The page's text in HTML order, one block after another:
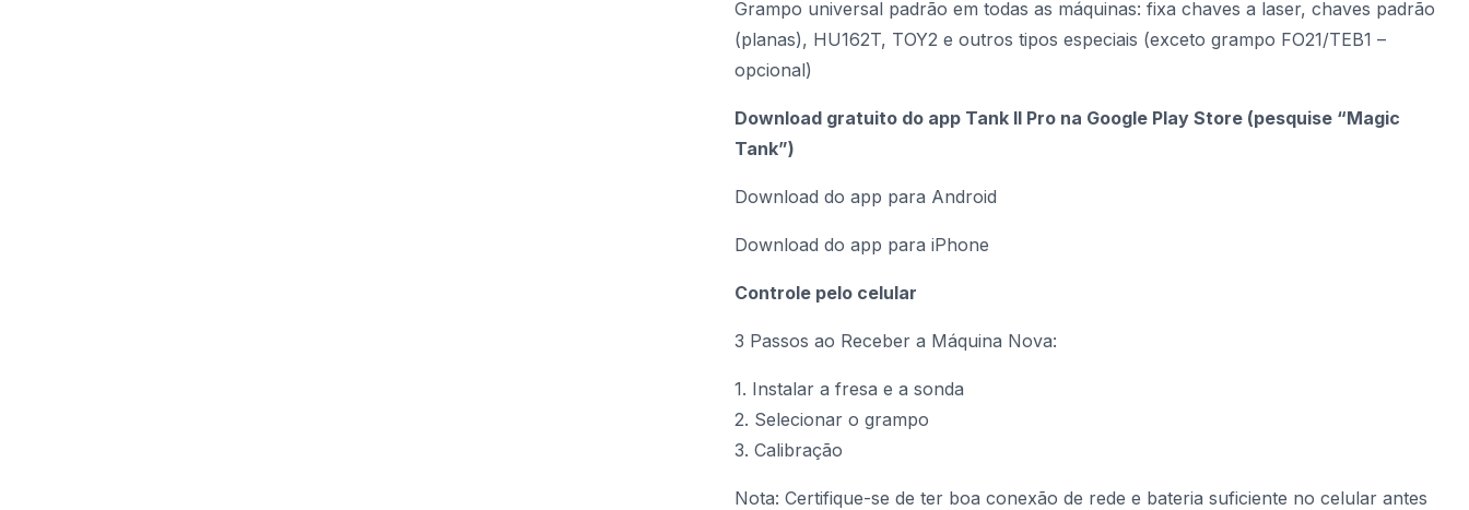
Grampo universal padrão em todas as máquinas: fixa chaves a laser, chaves padrão
(planas), HU162T, TOY2 e outros tipos especiais (exceto grampo FO21/TEB1 –
opcional)
Download gratuito do app Tank II Pro na Google Play Store (pesquise “Magic
Tank”)
Download do app para Android
Download do app para iPhone
Controle pelo celular
3 Passos ao Receber a Máquina Nova:
1. Instalar a fresa e a sonda
2. Selecionar o grampo
3. Calibração
Nota: Certifique-se de ter boa conexão de rede e bateria suficiente no celular antes